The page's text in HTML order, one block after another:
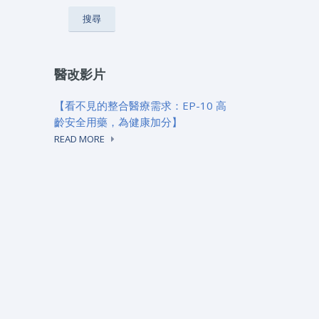
醫改影片
【看不見的整合醫療需求：EP-10 高
齡安全用藥，為健康加分】
READ MORE